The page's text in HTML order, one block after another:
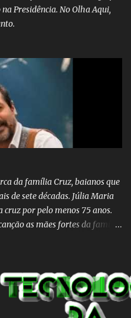
Presidência. No Olha Aqui,
da família Cruz, baianos que
de sete décadas. Júlia Maria
por pelo menos 75 anos.
as mães fortes da família